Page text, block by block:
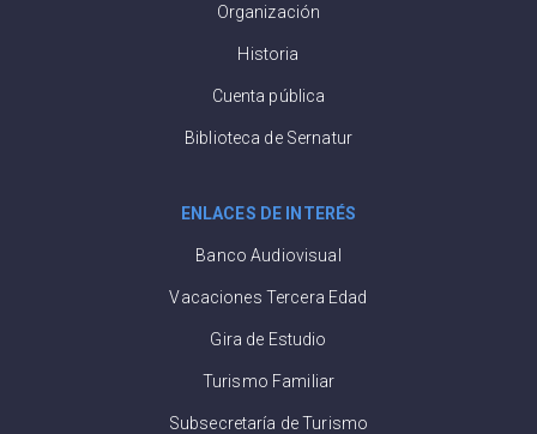
Organización
Historia
Cuenta pública
Biblioteca de Sernatur
ENLACES DE INTERÉS
Banco Audiovisual
Vacaciones Tercera Edad
Gira de Estudio
Turismo Familiar
Subsecretaría de Turismo